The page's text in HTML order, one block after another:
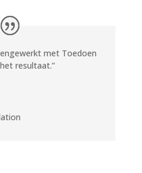
met Toedoen
resultaat.”